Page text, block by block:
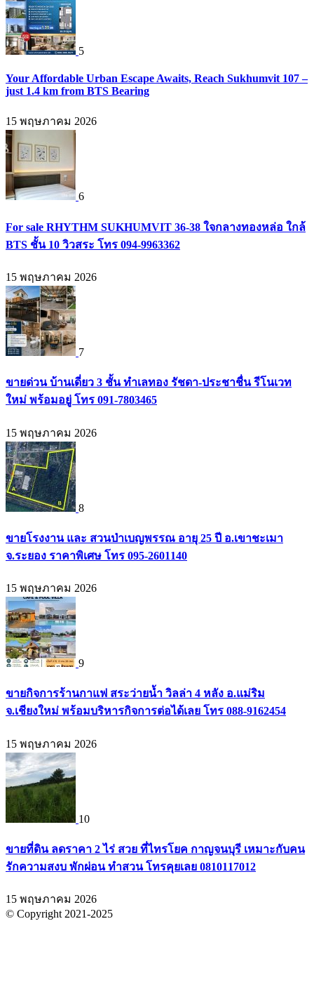
5
Your Affordable Urban Escape Awaits, Reach Sukhumvit 107 –
just 1.4 km from BTS Bearing
15 พฤษภาคม 2026
6
For sale RHYTHM SUKHUMVIT 36-38 ใจกลางทองหล่อ ใกล้
BTS ชั้น 10 วิวสระ โทร 094-9963362
15 พฤษภาคม 2026
7
ขายด่วน บ้านเดี่ยว 3 ชั้น ทำเลทอง รัชดา-ประชาชื่น รีโนเวท
ใหม่ พร้อมอยู่ โทร 091-7803465
15 พฤษภาคม 2026
8
ขายโรงงาน และ สวนป่าเบญพรรณ อายุ 25 ปี อ.เขาชะเมา
จ.ระยอง ราคาพิเศษ โทร 095-2601140
15 พฤษภาคม 2026
9
ขายกิจการร้านกาแฟ สระว่ายน้ำ วิลล่า 4 หลัง อ.แม่ริม
จ.เชียงใหม่ พร้อมบริหารกิจการต่อได้เลย โทร 088-9162454
15 พฤษภาคม 2026
10
ขายที่ดิน ลดราคา 2 ไร่ สวย ที่ไทรโยค กาญจนบุรี เหมาะกับคน
รักความสงบ พักผ่อน ทำสวน โทรคุยเลย 0810117012
15 พฤษภาคม 2026
© Copyright 2021-2025